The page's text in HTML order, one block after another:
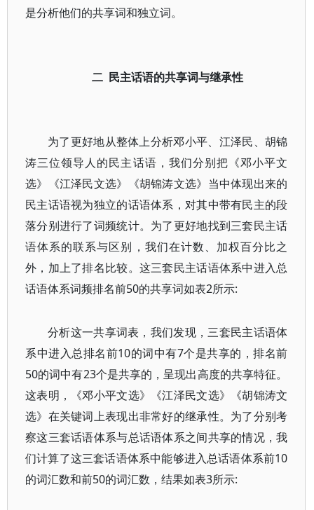
是分析他们的共享词和独立词。
二 民主话语的共享词与继承性
为了更好地从整体上分析邓小平、江泽民、胡锦
涛三位领导人的民主话语，我们分别把《邓小平文
选》《江泽民文选》《胡锦涛文选》当中体现出来的
民主话语视为独立的话语体系，对其中带有民主的段
落分别进行了词频统计。为了更好地找到三套民主话
语体系的联系与区别，我们在计数、加权百分比之
外，加上了排名比较。这三套民主话语体系中进入总
话语体系词频排名前50的共享词如表2所示:
分析这一共享词表，我们发现，三套民主话语体
系中进入总排名前10的词中有7个是共享的，排名前
50的词中有23个是共享的，呈现出高度的共享特征。
这表明，《邓小平文选》《江泽民文选》《胡锦涛文
选》在关键词上表现出非常好的继承性。为了分别考
察这三套话语体系与总话语体系之间共享的情况，我
们计算了这三套话语体系中能够进入总话语体系前10
的词汇数和前50的词汇数，结果如表3所示: